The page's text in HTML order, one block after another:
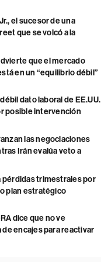
el sucesor de una
que se volcó a la
que el mercado
en un “equilibrio débil”
dato laboral de EE.UU.
posible intervención
las negociaciones
Irán evalúa veto a
trimestrales por
plan estratégico
dice que no ve
de encajes para reactivar